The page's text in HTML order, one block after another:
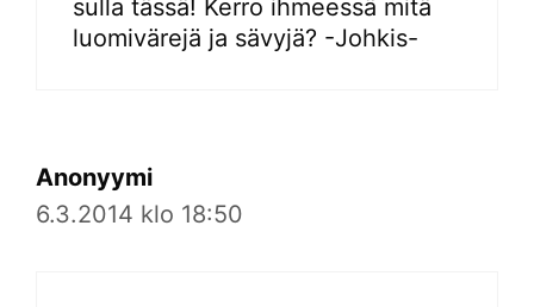
sulla tässä! Kerro ihmeessä mitä
luomivärejä ja sävyjä? -Johkis-
Anonyymi
6.3.2014 klo 18:50